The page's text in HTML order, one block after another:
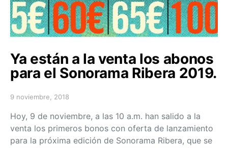
Ya están a la venta los abonos
para el Sonorama Ribera 2019.
Posted on
9 noviembre, 2018
Hoy, 9 de noviembre, a las 10 a.m. han salido a la
venta los primeros bonos con oferta de lanzamiento
para la próxima edición de Sonorama Ribera, que se